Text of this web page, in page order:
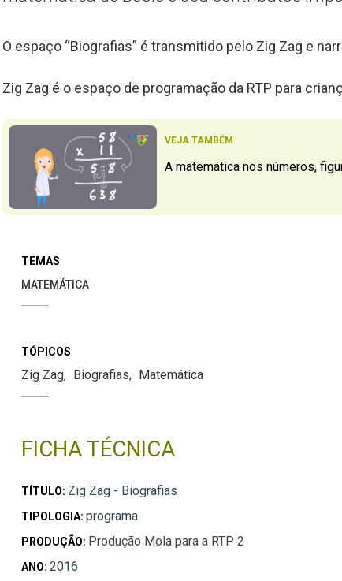
O espaço “Biografias” é transmitido pelo Zig Zag e
Zig Zag é o espaço de programação da RTP para
VEJA TAMBÉM
A matemática nos números,
TEMAS
MATEMÁTICA
TÓPICOS
Zig Zag Biografias Matemática
FICHA TÉCNICA
TÍTULO: Zig Zag - Biografias
TIPOLOGIA: programa
PRODUÇÃO: Produção Mola para a RTP 2
ANO: 2016